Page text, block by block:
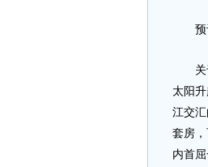
预订
关于
太阳
江交
套房
内首